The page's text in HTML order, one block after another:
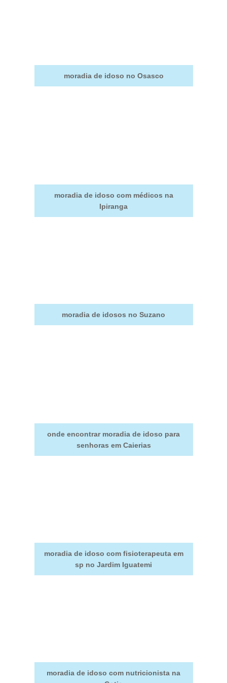
moradia de idoso no Osasco
moradia de idoso com médicos na
Ipiranga
moradia de idosos no Suzano
onde encontrar moradia de idoso para
senhoras em Caierias
moradia de idoso com fisioterapeuta em
sp no Jardim Iguatemi
moradia de idoso com nutricionista na